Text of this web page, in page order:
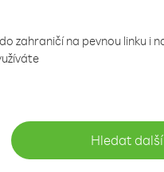
zahraničí na pevnou linku i
Hledat